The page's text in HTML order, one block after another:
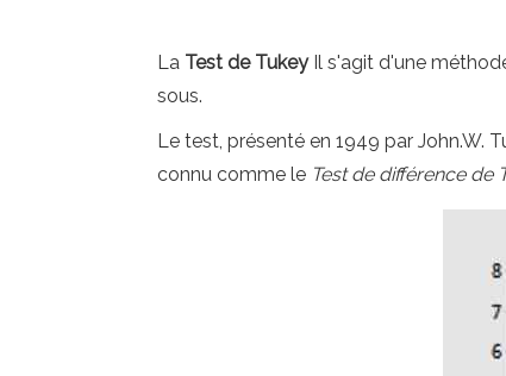
La Test de TukeyIl s'agit d'une
sous.
Le test, présenté en 1949 par John.W.
connu comme le Test de différence de